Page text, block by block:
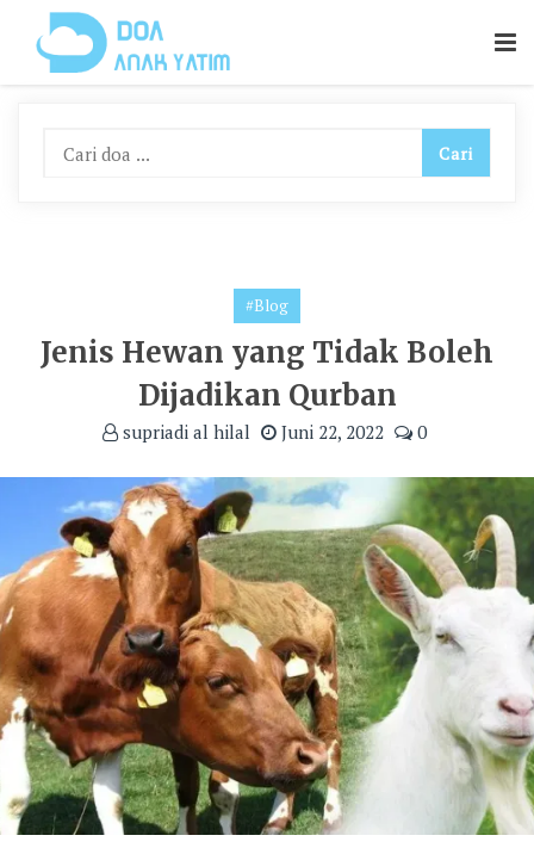
Content
#Blog
Jenis Hewan yang Tidak Boleh
Dijadikan Qurban
supriadi al hilal Juni 22, 2022 0